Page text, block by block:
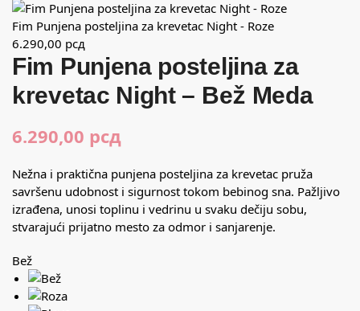
Fim Punjena posteljina za krevetac Night - Roze
6.290,00 рсд
Fim Punjena posteljina za
krevetac Night – Bež Meda
6.290,00 рсд
Nežna i praktična punjena posteljina za krevetac pruža
savršenu udobnost i sigurnost tokom bebinog sna. Pažljivo
izrađena, unosi toplinu i vedrinu u svaku dečiju sobu,
stvarajući prijatno mesto za odmor i sanjarenje.
Bež